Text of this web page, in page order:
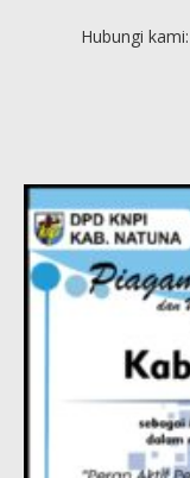
Hubungi kami: